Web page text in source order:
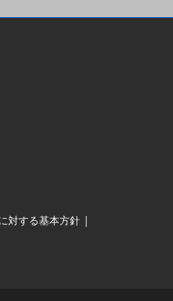
対する基本方針